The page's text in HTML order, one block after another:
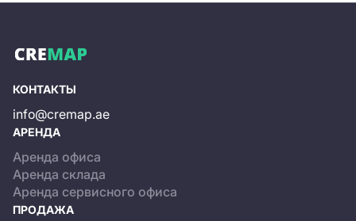
КОНТАКТЫ
info@cremap.ae
АРЕНДА
Аренда офиса
Аренда склада
Аренда сервисного офиса
ПРОДАЖА